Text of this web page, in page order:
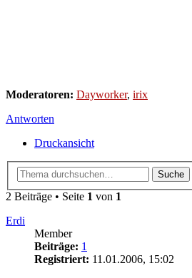
Moderatoren: Dayworker, irix
Antworten
Druckansicht
Suche
2 Beiträge • Seite 1 von 1
Erdi
Member
Beiträge: 1
Registriert: 11.01.2006, 15:02